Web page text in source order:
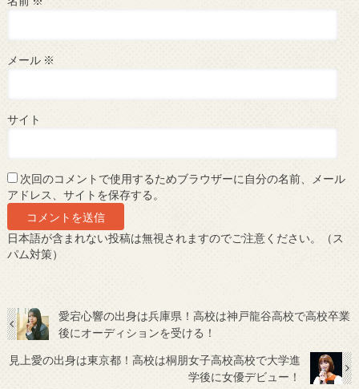
メール ※
サイト
次回のコメントで使用するためブラウザーに自分の名前、メール
アドレス、サイトを保存する。
日本語が含まれない投稿は無視されますのでご注意ください。（ス
パム対策）
愛宕心響の出身は兵庫県！高校は神戸龍谷高校で高校卒業
後にオーディションを受ける！
見上愛の出身は東京都！高校は桐朋女子高校高校で大学進
学後に女優デビュー！